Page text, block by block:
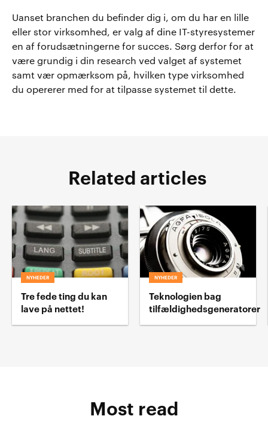
Uanset branchen du befinder dig i, om du har en lille
eller stor virksomhed, er valg af dine IT-styresystemer
en af forudsætningerne for succes. Sørg derfor for at
være grundig i din research ved valget af systemet
samt vær opmærksom på, hvilken type virksomhed
du opererer med for at tilpasse systemet til dette.
Related articles
NYHEDER
Tre fede ting du kan
lave på nettet!
NYHEDER
Teknologien bag
tilfældighedsgeneratorer
Most read